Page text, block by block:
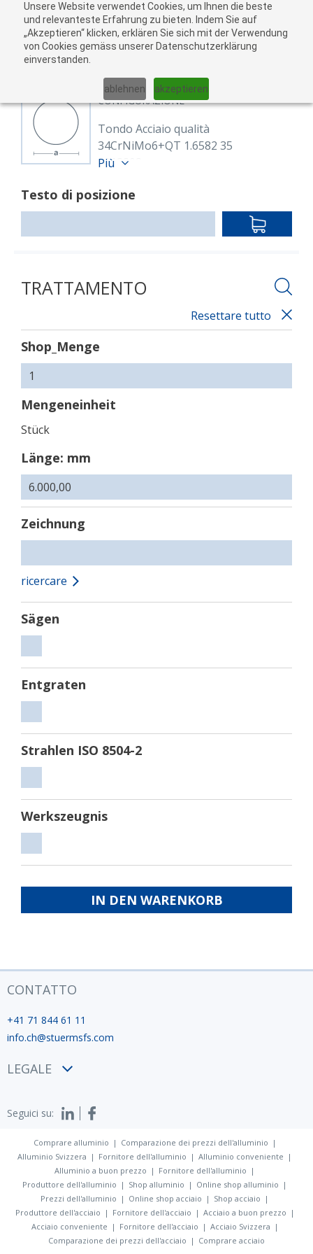
Unsere Website verwendet Cookies, um Ihnen die beste
und relevanteste Erfahrung zu bieten. Indem Sie auf
„Akzeptieren“ klicken, erklären Sie sich mit der Verwendung
von Cookies gemäss unserer Datenschutzerklärung
einverstanden.
ablehnen akzeptieren
01 02
CONFIGURAZIONE
Tondo Acciaio qualità
34CrNiMo6+QT 1.6582 35
8113808
EN ISO 683-2, EN 10060
warmgewalzt, vergütet
Più
Testo di posizione
IN
TRATTAMENTO
Resettare tutto
Shop_Menge
Mengeneinheit
Stück
Länge: mm
Zeichnung
ricercare
Sägen
Entgraten
Strahlen ISO 8504-2
ISO
8504-
Werkszeugnis
IN DEN WARENKORB
CONTATTO
+41 71 844 61 11
info.ch@stuermsfs.com
LEGALE
Privacy policy
Seguici su:
Comprare alluminio
Comparazione dei prezzi dell'alluminio
Alluminio Svizzera
Fornitore dell'alluminio
Alluminio conveniente
Alluminio a buon prezzo
Fornitore dell'alluminio
Produttore dell'alluminio
Shop alluminio
Online shop alluminio
Prezzi dell'alluminio
Online shop acciaio
Shop acciaio
Produttore dell'acciaio
Fornitore dell'acciaio
Acciaio a buon prezzo
Acciaio conveniente
Fornitore dell'acciaio
Acciaio Svizzera
Comparazione dei prezzi dell'acciaio
Comprare acciaio